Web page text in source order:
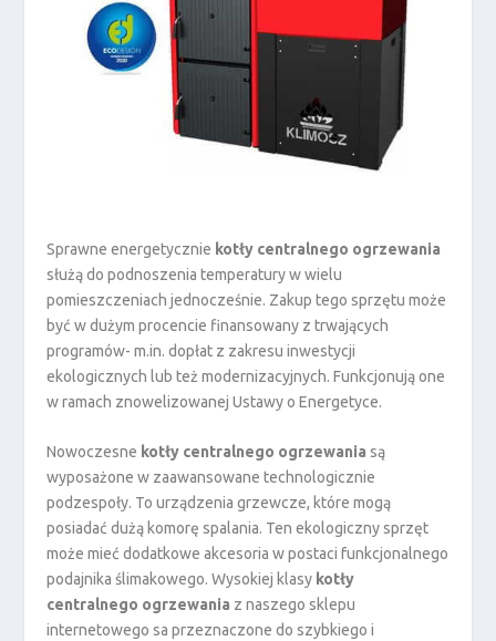
Sprawne energetycznie kotły centralnego ogrzewania
służą do podnoszenia temperatury w wielu
pomieszczeniach jednocześnie. Zakup tego sprzętu może
być w dużym procencie finansowany z trwających
programów- m.in. dopłat z zakresu inwestycji
ekologicznych lub też modernizacyjnych. Funkcjonują one
w ramach znowelizowanej Ustawy o Energetyce.
Nowoczesne kotły centralnego ogrzewaniasą
wyposażone w zaawansowane technologicznie
podzespoły. To urządzenia grzewcze, które mogą
posiadać dużą komorę spalania. Ten ekologiczny sprzęt
może mieć dodatkowe akcesoria w postaci funkcjonalnego
podajnika ślimakowego. Wysokiej klasy kotły
centralnego ogrzewania z naszego sklepu
internetowego sa przeznaczone do szybkiego i